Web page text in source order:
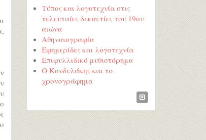
Τύπος και λογοτεχνία στις
τελευταίες δεκαετίες του 19ου
αιώνα
Αθηναιογραφία
Εφημερίδες και λογοτεχνία
Επιφυλλιδικό μυθιστόρημα
Ο Κονδυλάκης και το
χρονογράφημα